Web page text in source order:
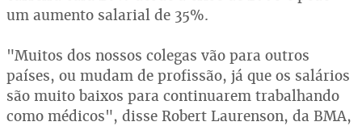
um aumento salarial de 35%.
"Muitos dos nossos colegas vão para outros
países, ou mudam de profissão, já que os salários
são muito baixos para continuarem trabalhando
como médicos", disse Robert Laurenson, da BMA,